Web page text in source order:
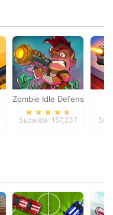
Zombie Idle Defense
Suzaista: 157,237